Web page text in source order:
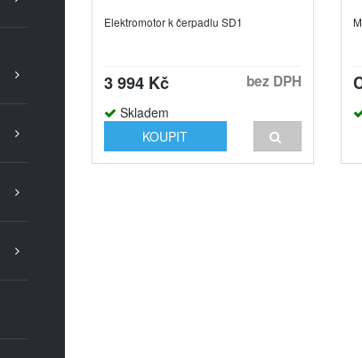
Elektromotor k čerpadlu SD1
3 994 Kč bez DPH
Skladem
KOUPIT